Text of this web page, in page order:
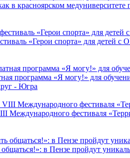
в красноярском
«Герои спорта» для детей с
программа «Я могу!» для
- Югра
Международного фестиваля
в Пензе пройдут